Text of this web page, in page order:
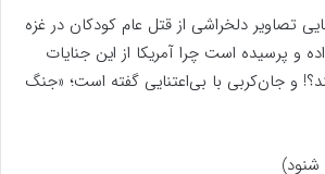
تصاویر دلخراشی از قتل عام کودکان در غزه
و پرسیده است چرا آمریکا از این جنایات
و جان‌کربی با بی‌اعتنایی گفته است؛ «‌جنگ